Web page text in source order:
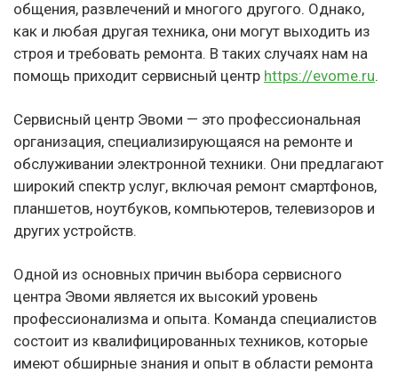
общения, развлечений и многого другого. Однако,
как и любая другая техника, они могут выходить из
строя и требовать ремонта. В таких случаях нам на
помощь приходит сервисный центр https://evome.ru.
Сервисный центр Эвоми — это профессиональная
организация, специализирующаяся на ремонте и
обслуживании электронной техники. Они предлагают
широкий спектр услуг, включая ремонт смартфонов,
планшетов, ноутбуков, компьютеров, телевизоров и
других устройств.
Одной из основных причин выбора сервисного
центра Эвоми является их высокий уровень
профессионализма и опыта. Команда специалистов
состоит из квалифицированных техников, которые
имеют обширные знания и опыт в области ремонта